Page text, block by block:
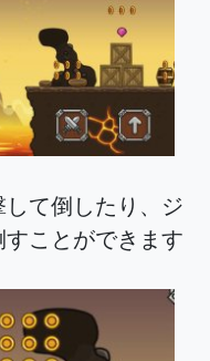
て倒したり、ジ
ことができます